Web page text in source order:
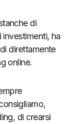
di
ha
direttamente
online.
di crearsi